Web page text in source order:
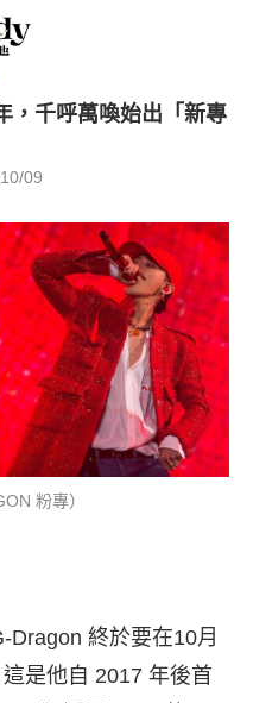
，千呼萬喚始出「新專
09
粉專）
Dragon 終於要在10月
是他自 2017 年後首